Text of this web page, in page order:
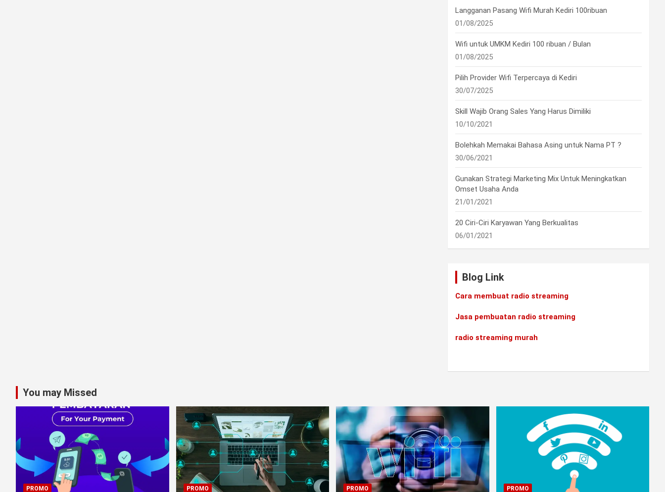
Langganan Pasang Wifi Murah Kediri 100ribuan
01/08/2025
Wifi untuk UMKM Kediri 100 ribuan / Bulan
01/08/2025
Pilih Provider Wifi Terpercaya di Kediri
30/07/2025
Skill Wajib Orang Sales Yang Harus Dimiliki
10/10/2021
Bolehkah Memakai Bahasa Asing untuk Nama PT ?
30/06/2021
Gunakan Strategi Marketing Mix Untuk Meningkatkan
Omset Usaha Anda
21/01/2021
20 Ciri-Ciri Karyawan Yang Berkualitas
06/01/2021
Blog Link
Cara membuat radio streaming
Jasa pembuatan radio streaming
radio streaming murah
You may Missed
PROMO PROMO PROMO PROMO